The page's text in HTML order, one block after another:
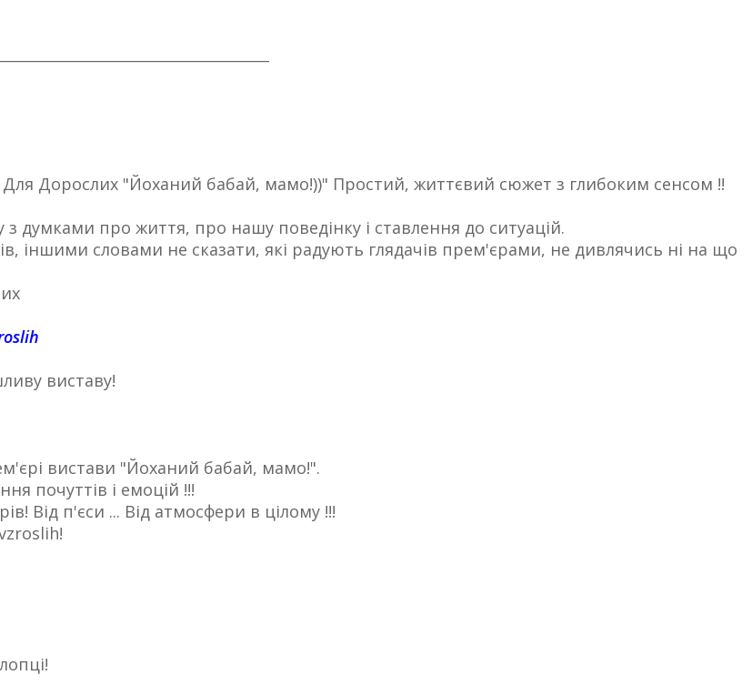
Дорослих "Йоханий бабай, мамо!))" Простий, життєвий сюжет з глибоким сенсом !!
з думками про життя, про нашу поведінку і ставлення до ситуацій.
іншими словами не сказати, які радують глядачів прем'єрами, не дивлячись ні на що
виставу!
вистави "Йоханий бабай, мамо!".
почуттів і емоцій !!!
Від п'єси ... Від атмосфери в цілому !!!